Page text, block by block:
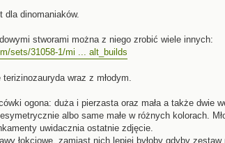
dla dinomaniaków.
stworami można z niego zrobić wiele innych:
sets/31058-1/mi ... alt_builds
wraz z młodym.
ogona: duża i pierzasta oraz mała a także dwie
albo same małe w różnych kolorach.
uwidacznia ostatnie zdjęcie.
łokciowe, zamiast nich lepiej byłoby gdyby zestaw